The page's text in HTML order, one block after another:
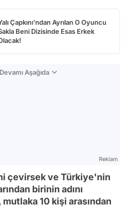
Çapkını'ndan Ayrılan O Oyuncu
Beni Dizisinde Esas Erkek
Aşağıda
Reklam
çevirsek ve Türkiye'nin
birinin adını
10 kişi arasından